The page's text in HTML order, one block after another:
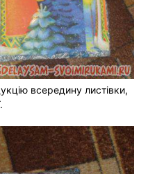
всередину листівки,